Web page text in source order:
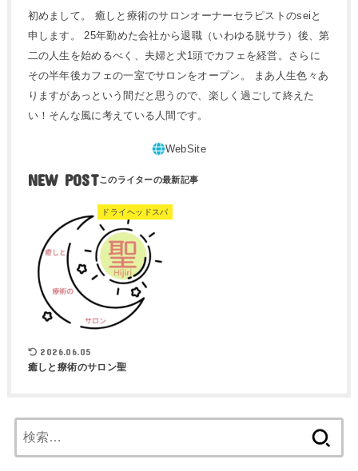
初めまして。 癒しと療術のサロンオーナーセラピストのseiと
申します。 25年勤めた会社から退職（いわゆる脱サラ）後、第
二の人生を始めるべく、夫婦と犬1頭でカフェを経営。さらに
その半年後カフェの一室でサロンをオープン。 まあ人生色々あ
りますがあっという間だと思うので、楽しく過ごして終えた
い！そんな風に考えている人間です。
NEW POST
ドライヘッドスパ
2026.06.05
癒しと療術のサロン聖
索: